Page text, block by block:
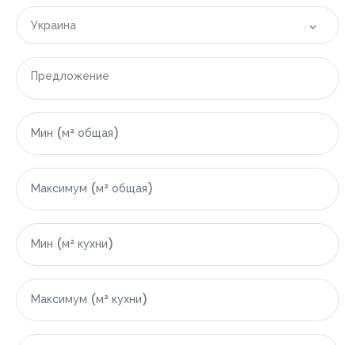
Украина
|-Болгария
|-Бургасская область
|-Свети-Влас
|-Варна
|-Область Аджарской Автономной Республики
Предложение